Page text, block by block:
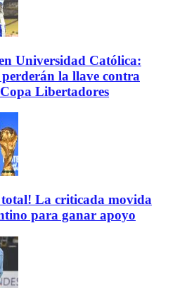
Universidad Católica:
perderán la llave contra
Libertadores
total! La criticada movida
para ganar apoyo